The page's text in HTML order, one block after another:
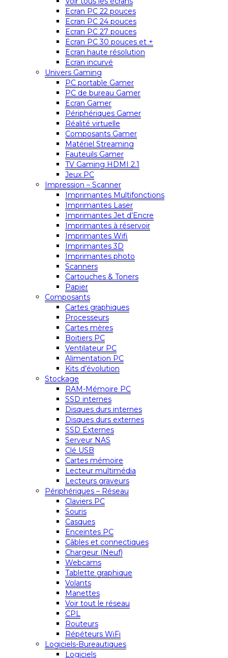
Ecran PC 22 pouces
Ecran PC 24 pouces
Ecran PC 27 pouces
Ecran PC 30 pouces et +
Ecran haute résolution
Ecran incurvé
Univers Gaming
PC portable Gamer
PC de bureau Gamer
Ecran Gamer
Périphériques Gamer
Réalité virtuelle
Composants Gamer
Matériel Streaming
Fauteuils Gamer
TV Gaming HDMI 2.1
Jeux PC
Impression – Scanner
Imprimantes Multifonctions
Imprimantes Laser
Imprimantes Jet d’Encre
Imprimantes à réservoir
Imprimantes Wifi
Imprimantes 3D
Imprimantes photo
Scanners
Cartouches & Toners
Papier
Composants
Cartes graphiques
Processeurs
Cartes mères
Boitiers PC
Ventilateur PC
Alimentation PC
Kits d’évolution
Stockage
RAM-Mémoire PC
SSD internes
Disques durs internes
Disques durs externes
SSD Externes
Serveur NAS
Clé USB
Cartes mémoire
Lecteur multimédia
Lecteurs graveurs
Périphériques – Réseau
Claviers PC
Souris
Casques
Enceintes PC
Câbles et connectiques
Chargeur (Neuf)
Webcams
Tablette graphique
Volants
Manettes
Voir tout le réseau
CPL
Routeurs
Répéteurs WiFi
Logiciels-Bureautiques
Logiciels